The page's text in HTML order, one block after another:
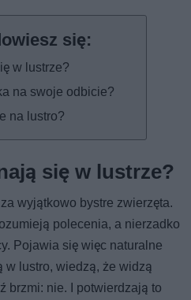
w lustrze?
na swoje odbicie?
na lustro?
się w lustrze?
wyjątkowo bystre zwierzęta.
polecenia, a nierzadko
Pojawia się więc naturalne
w lustro, wiedzą, że widzą
brzmi: nie. I potwierdzają to